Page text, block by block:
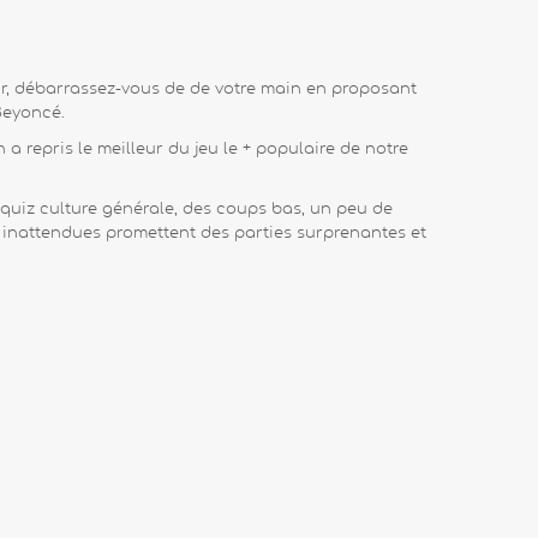
débarrassez-vous de de votre main en proposant
a repris le meilleur du jeu le + populaire de notre
culture générale, des coups bas, un peu de
promettent des parties surprenantes et